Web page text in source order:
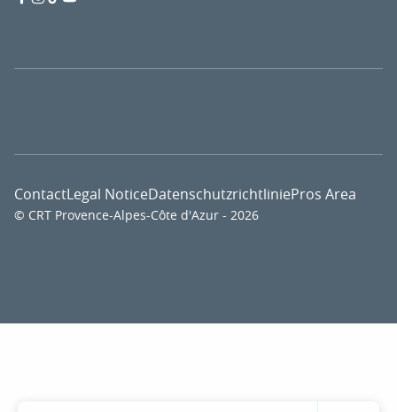
© CRT Provence-Alpes-Côte d'Azur - 2026
ContactLegal NoticeDatenschutzrichtliniePros Area